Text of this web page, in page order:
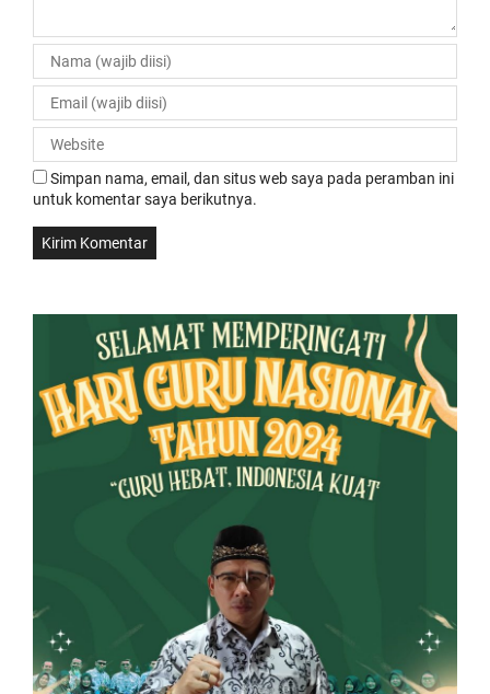
Simpan nama, email, dan situs web saya pada peramban ini
untuk komentar saya berikutnya.